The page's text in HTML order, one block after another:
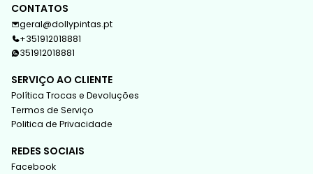
CONTATOS
geral@dollypintas.pt
+351912018881
351912018881
SERVIÇO AO CLIENTE
Política Trocas e Devoluções
Termos de Serviço
Politica de Privacidade
REDES SOCIAIS
Facebook